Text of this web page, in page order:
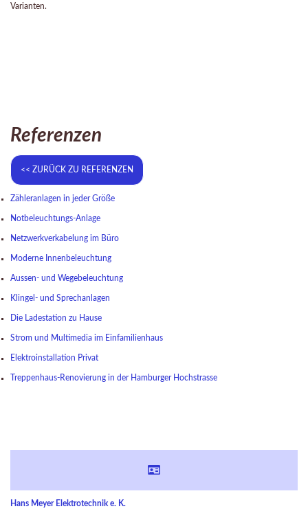
Varianten.
Referenzen
Zähleranlagen in jeder Größe
Notbeleuchtungs-Anlage
Netzwerkverkabelung im Büro
Moderne Innenbeleuchtung
Aussen- und Wegebeleuchtung
Klingel- und Sprechanlagen
Die Ladestation zu Hause
Strom und Multimedia im Einfamilienhaus
Elektroinstallation Privat
Treppenhaus-Renovierung in der Hamburger Hochstrasse
Hans Meyer Elektrotechnik e. K.